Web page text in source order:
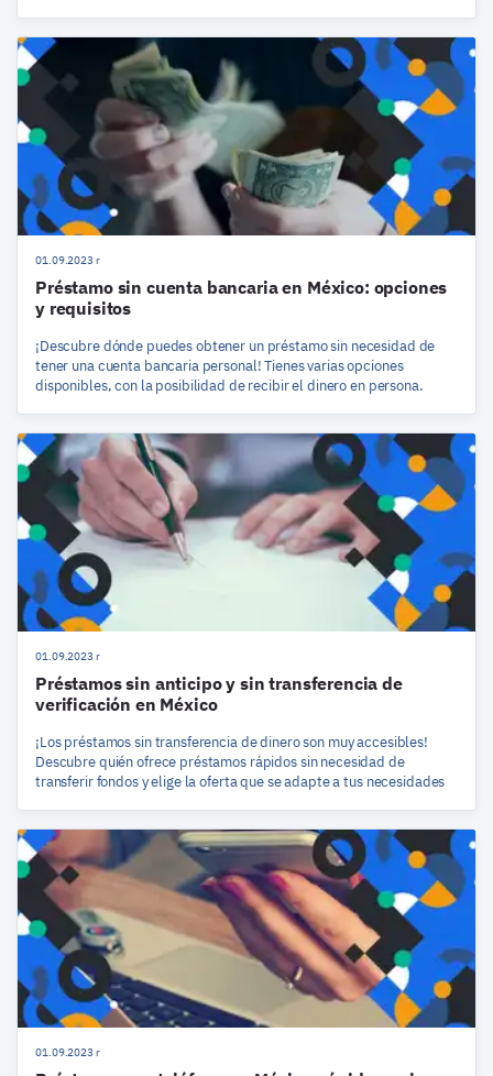
01.09.2023 r
Préstamo sin cuenta bancaria en México: opciones
y requisitos
¡Descubre dónde puedes obtener un préstamo sin necesidad de
tener una cuenta bancaria personal! Tienes varias opciones
disponibles, con la posibilidad de recibir el dinero en persona.
01.09.2023 r
Préstamos sin anticipo y sin transferencia de
verificación en México
¡Los préstamos sin transferencia de dinero son muy accesibles!
Descubre quién ofrece préstamos rápidos sin necesidad de
transferir fondos y elige la oferta que se adapte a tus necesidades
01.09.2023 r